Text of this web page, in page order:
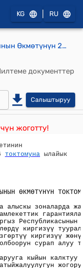
KG RU
Кыргыз Республикасынын Өкмөтүнүн 2008-жылдын 12-июнундагы № 286 "Бийик тоолуу шарттарда жана алыскы зоналарда жашаган жана иштеген адамдар үчүн мамлекеттик гарантиялар жана компенсациялар жөнүндө" Кыргыз Республикасынын Мыйзамына толуктоолорду жана өзгөртүүлөрдү киргизүү тууралуу" Кыргыз Республикасынын Мыйзамына өзгөртүү киргизүү жөнүндө" Кыргыз Республикасынын Мыйзам долбоорун сурап алуу тууралуу" токтому
документтер
Салыштыруу
жоготту!